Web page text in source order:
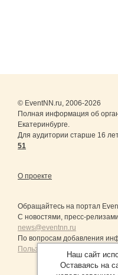
© EventNN.ru, 2006-2026
Полная информация об
Екатеринбурге.
Для аудитории старше 16
51
О проекте
Обращайтесь на портал
С новостями, пресс-
news@eventnn.ru
По вопросам добавления
Пользовательское
Наш сайт
Оставаясь на